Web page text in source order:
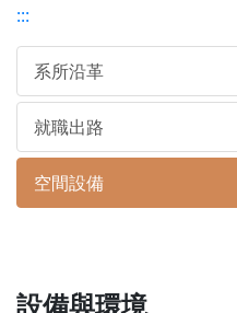
:::
系所沿革
就職出路
空間設備
設備與環境